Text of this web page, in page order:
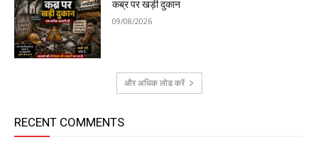
कब्र पर खड़ी दुकान
09/08/2026
और अधिक लोड करें
RECENT COMMENTS